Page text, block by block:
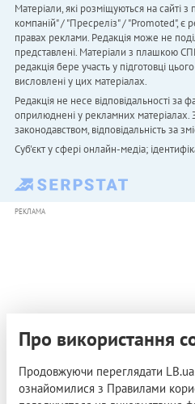
Матеріали, які розміщуються на сайті
компаній" / "Пресреліз" / "Promoted", є
правах реклами. Редакція може не
представлені. Матеріали з плашкою
редакція бере участь у підготовці
висловлені у цих матеріалах.
Редакція не несе відповідальності за
оприлюднені у рекламних матеріалах.
законодавством, відповідальність за
Cуб'єкт у сфері онлайн-медіа;
РЕКЛАМА
Про використання
Продовжуючи переглядати
ознайомилися з Правилами